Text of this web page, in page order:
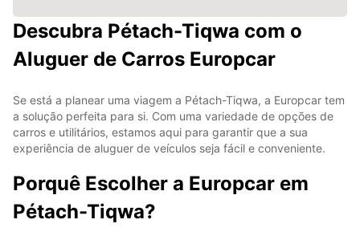
Descubra Pétach-Tiqwa com o
Aluguer de Carros Europcar
Se está a planear uma viagem a Pétach-Tiqwa, a Europcar tem
a solução perfeita para si. Com uma variedade de opções de
carros e utilitários, estamos aqui para garantir que a sua
experiência de aluguer de veículos seja fácil e conveniente.
Porquê Escolher a Europcar em
Pétach-Tiqwa?